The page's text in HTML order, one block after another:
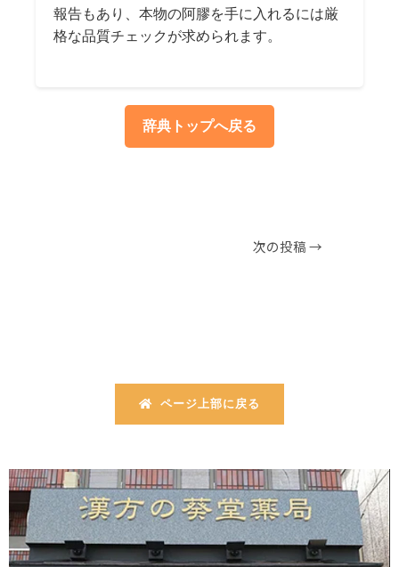
報告もあり、本物の阿膠を手に入れるには厳
格な品質チェックが求められます。
辞典トップへ戻る
次の投稿→
ページ上部に戻る